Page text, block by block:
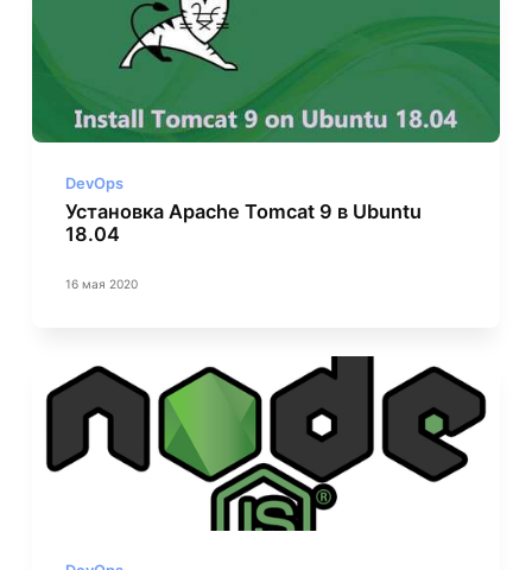
DevOps
Установка Apache Tomcat 9 в Ubuntu
18.04
16 мая 2020